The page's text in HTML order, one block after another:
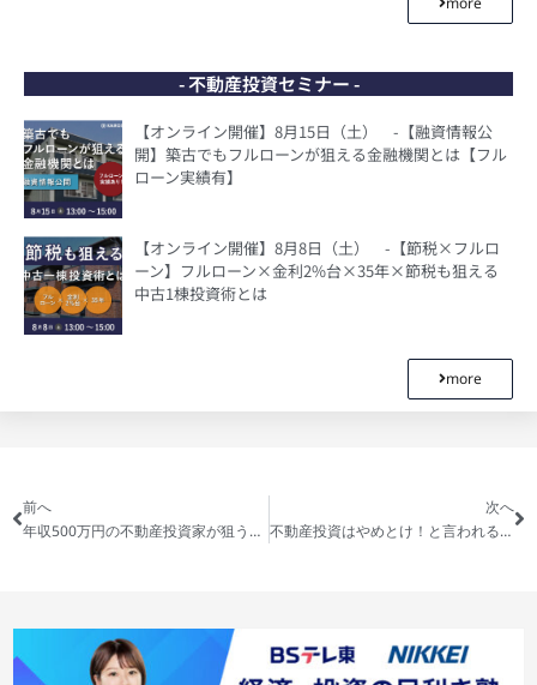
- 不動産投資セミナー -
【オンライン開催】8月15日（土） -【融資情報公
開】築古でもフルローンが狙える金融機関とは【フル
ローン実績有】
【オンライン開催】8月8日（土） -【節税×フルロ
ーン】フルローン×金利2%台×35年×節税も狙える
中古1棟投資術とは
more
前へ
年収500万円の不動産投資家が狙うべき本当の物件
次へ
不動産投資はやめとけ！と言われる理由と、失敗する投資家のパターン